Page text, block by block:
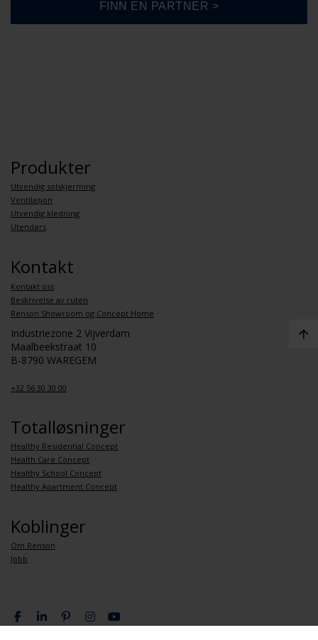
Produkter
Utvendig solskjerming
Ventilasjon
Utvendig kledning
Utendørs
Kontakt
Kontakt oss
Beskrivelse av ruten
Renson Showroom og Concept Home
Industriezone 2 Vijverdam
Maalbeekstraat 10
B-8790 WAREGEM
+32 56 30 30 00
Totalløsninger
Healthy Residential Concept
Health Care Concept
Healthy School Concept
Healthy Apartment Concept
Koblinger
Om Renson
Jobb